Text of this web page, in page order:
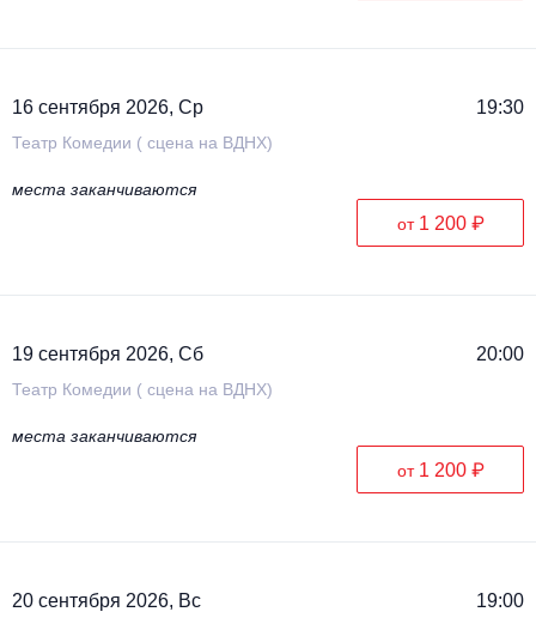
16 сентября 2026, Ср 19:30
Театр Комедии ( сцена на ВДНХ)
места заканчиваются
от 1 200 ₽
19 сентября 2026, Сб 20:00
Театр Комедии ( сцена на ВДНХ)
места заканчиваются
от 1 200 ₽
20 сентября 2026, Вс 19:00